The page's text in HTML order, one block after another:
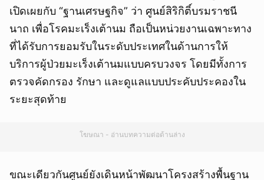
เปิดเผยกับ “ฐานเศรษฐกิจ” ว่า ศูนย์สิริกิติ์บรมราชนี
นาถ เพื่อโรคมะเร็งเต้านม ถือเป็นหน่วยงานเฉพาะทาง
ที่ได้รับการยอมรับในระดับประเทศในด้านการให้
บริการผู้ป่วยมะเร็งเต้านมแบบครบวงจร โดยมีทั้งการ
ตรวจคัดกรอง รักษา และดูแลแบบประคับประคองใน
ระยะสุดท้าย
โฆษณา - อ่านบทความต่อด้านล่าง
ขณะเดียวกันศูนย์ยังเดินหน้าพัฒนาโครงสร้างพื้นฐาน